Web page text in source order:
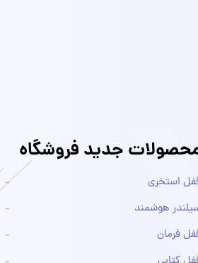
جدید فروشگاه
استخری
هوشمند
فرمان